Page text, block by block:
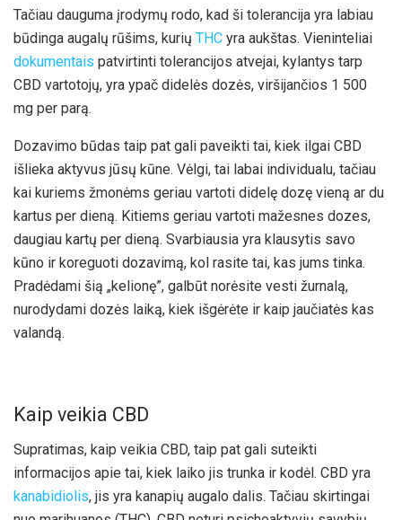
Tačiau dauguma įrodymų rodo, kad ši tolerancija yra labiau
būdinga augalų rūšims, kurių THC yra aukštas. Vieninteliai
dokumentais patvirtinti tolerancijos atvejai, kylantys tarp
CBD vartotojų, yra ypač didelės dozės, viršijančios 1 500
mg per parą.
Dozavimo būdas taip pat gali paveikti tai, kiek ilgai CBD
išlieka aktyvus jūsų kūne. Vėlgi, tai labai individualu, tačiau
kai kuriems žmonėms geriau vartoti didelę dozę vieną ar du
kartus per dieną. Kitiems geriau vartoti mažesnes dozes,
daugiau kartų per dieną. Svarbiausia yra klausytis savo
kūno ir koreguoti dozavimą, kol rasite tai, kas jums tinka.
Pradėdami šią „kelionę”, galbūt norėsite vesti žurnalą,
nurodydami dozės laiką, kiek išgėrėte ir kaip jaučiatės kas
valandą.
Kaip veikia CBD
Supratimas, kaip veikia CBD, taip pat gali suteikti
informacijos apie tai, kiek laiko jis trunka ir kodėl. CBD yra
kanabidiolis, jis yra kanapių augalo dalis. Tačiau skirtingai